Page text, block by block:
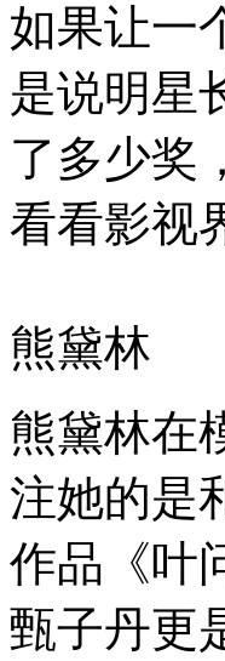
如果让一
是说明星
了多少奖
看看影视
熊黛林
熊黛林在
注她的是
作品《叶
甄子丹更